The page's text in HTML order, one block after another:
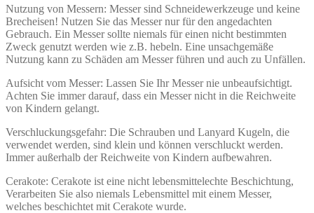
Nutzung von Messern: Messer sind Schneidewerkzeuge und keine
Brecheisen! Nutzen Sie das Messer nur für den angedachten
Gebrauch. Ein Messer sollte niemals für einen nicht bestimmten
Zweck genutzt werden wie z.B. hebeln. Eine unsachgemäße
Nutzung kann zu Schäden am Messer führen und auch zu Unfällen.
Aufsicht vom Messer: Lassen Sie Ihr Messer nie unbeaufsichtigt.
Achten Sie immer darauf, dass ein Messer nicht in die Reichweite
von Kindern gelangt.
Verschluckungsgefahr: Die Schrauben und Lanyard Kugeln, die
verwendet werden, sind klein und können verschluckt werden.
Immer außerhalb der Reichweite von Kindern aufbewahren.
Cerakote: Cerakote ist eine nicht lebensmittelechte Beschichtung,
Verarbeiten Sie also niemals Lebensmittel mit einem Messer,
welches beschichtet mit Cerakote wurde.